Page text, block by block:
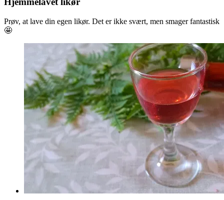
Prøv, at lave din egen likør. Det er ikke svært, men smager fantastisk
🤩